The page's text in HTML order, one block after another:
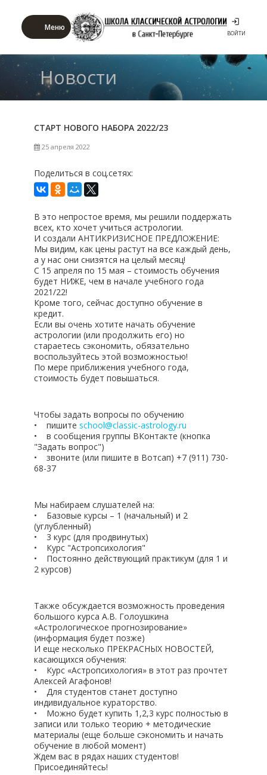
Меню
ВОЙТИ
Новости
СТАРТ НОВОГО НАБОРА 2022/23
25 апреля 2022
Поделиться в соц.сетях:
В это непростое время, мы решили поддержать
всех, кто хочет учиться астрологии.
И создали АНТИКРИЗИСНОЕ ПРЕДЛОЖЕНИЕ:
Мы видим, как цены растут на все каждый день,
а у нас они снизятся на целый месяц!
С 15 апреля по 15 мая – стоимость обучения
будет НИЖЕ, чем в начале учебного года
2021/22!
Кроме того, сейчас доступно обучение в
кредит.
Если вы очень хотите начать обучение
астрологии (или продолжить его) но
стараетесь сэкономить, обязательно
воспользуйтесь этой возможностью!
По мере приближения учебного года,
стоимость будет повышаться.
Чтобы задать вопросы по обучению
• пишите school@classic-astrology.ru
• в сообщения группы ВКонтакте (кнопка
"Задать вопрос")
• звоните (или пишите в Вотсап) +7 (911) 730-
68-37
Мы набираем слушателей на:
• Базовые курсы – 1 (начальный) и 2
(углубленный)
• 3 курс (для продвинутых)
• Курс "Астропсихология"
• Постоянно действующий практикум (для 1 и
2 курсов)
Также обсуждается возможность проведения
большого курса А.В. Голоушкина
«Астрологическое прогнозирование»
(информация будет позже)
И еще несколько ПРЕКРАСНЫХ НОВОСТЕЙ,
касающихся обучения:
• Курс «Астропсихология» в этот раз прочтет
Алексей Агафонов!
• Для студентов станет доступно
индивидуальное кураторство.
• Можно будет купить 1,2,3 курс полностью в
записи или только теорию + методические
материалы (еще больше сэкономить и начать
обучение в любой момент)
Ждем вас в рядах наших студентов!
Присоединяйтесь!